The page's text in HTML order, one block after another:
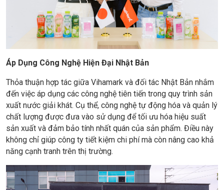
Áp Dụng Công Nghệ Hiện Đại Nhật Bản
Thỏa thuận hợp tác giữa Vihamark và đối tác Nhật Bản nhắm
đến việc áp dụng các công nghệ tiên tiến trong quy trình sản
xuất nước giải khát. Cụ thể, công nghệ tự động hóa và quản lý
chất lượng được đưa vào sử dụng để tối ưu hóa hiệu suất
sản xuất và đảm bảo tính nhất quán của sản phẩm. Điều này
không chỉ giúp công ty tiết kiệm chi phí mà còn nâng cao khả
năng cạnh tranh trên thị trường.